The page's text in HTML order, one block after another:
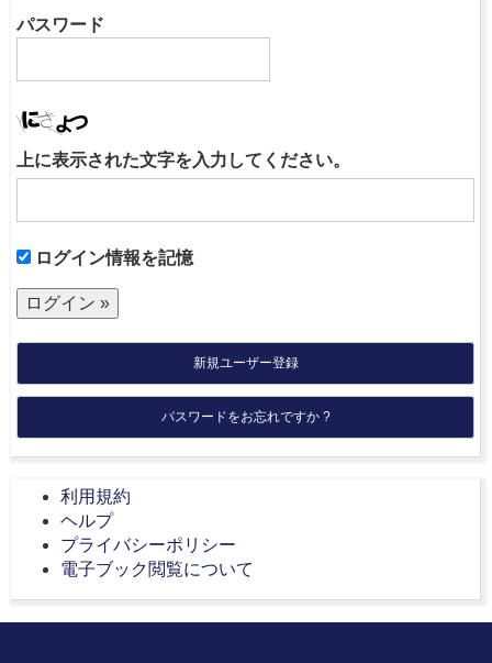
パスワード
上に表示された文字を入力してください。
ログイン情報を記憶
新規ユーザー登録
パスワードをお忘れですか ?
利用規約
ヘルプ
プライバシーポリシー
電子ブック閲覧について